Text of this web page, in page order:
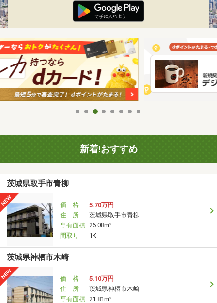
新着!おすすめ
茨城県取手市青柳
価 格
5.70万円
住 所
茨城県取手市青柳
専有面積 26.08m²
間取り
1K
茨城県神栖市木崎
価 格
5.10万円
住 所
茨城県神栖市木崎
専有面積 21.81m²